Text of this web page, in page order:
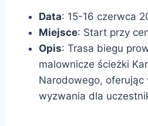
Data: 15-16 czerwca
Miejsce: Start przy
Opis: Trasa biegu
malownicze ścieżki
Narodowego,
wyzwania dla